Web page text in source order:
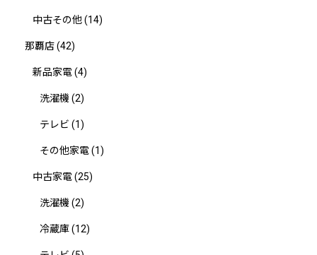
中古その他(14)
那覇店(42)
新品家電(4)
洗濯機 (2)
テレビ (1)
その他家電(1)
中古家電(25)
洗濯機 (2)
冷蔵庫(12)